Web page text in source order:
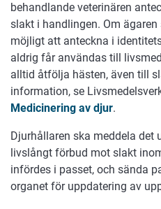
behandlande veterinären
slakt i handlingen. Om ägaren
möjligt att anteckna i
aldrig får användas till
alltid åtfölja hästen, även till
information, se
Medicinering av djur.
Djurhållaren ska meddela det
livslångt förbud mot slakt
infördes i passet, och sända
organet för uppdatering av